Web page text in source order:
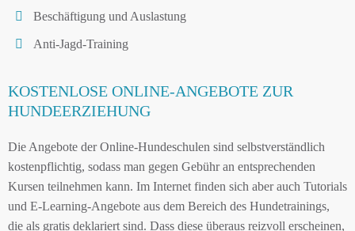
Beschäftigung und Auslastung
Anti-Jagd-Training
KOSTENLOSE ONLINE-ANGEBOTE ZUR
HUNDEERZIEHUNG
Die Angebote der Online-Hundeschulen sind selbstverständlich
kostenpflichtig, sodass man gegen Gebühr an entsprechenden
Kursen teilnehmen kann. Im Internet finden sich aber auch Tutorials
und E-Learning-Angebote aus dem Bereich des Hundetrainings,
die als gratis deklariert sind. Dass diese überaus reizvoll erscheinen,